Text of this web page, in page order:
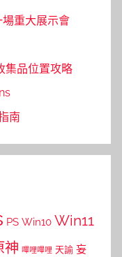
重大展示會
集品位置攻略
南
PS Win10 Win11
神 嗶哩嗶哩 天諭 妄